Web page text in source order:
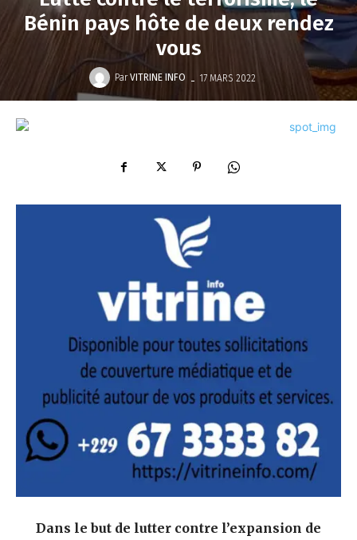
Bénin pays hôte de deux rendez
vous
Par VITRINE INFO - 17 MARS 2022
Dans le but de lutter contre l’expansion de